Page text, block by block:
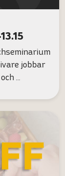
jobbar
…